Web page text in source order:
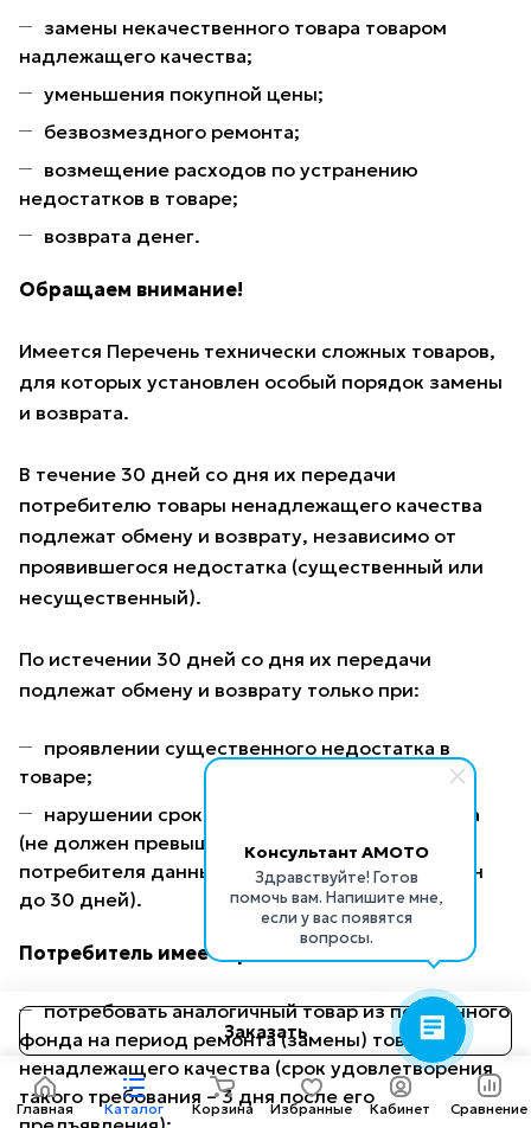
Консультант AMOTO
Здравствуйте! Готов
помочь вам. Напишите мне,
если у вас появятся
вопросы.
Заказать
замены некачественного товара товаром
надлежащего качества;
уменьшения покупной цены;
безвозмездного ремонта;
возмещение расходов по устранению
недостатков в товаре;
возврата денег.
Обращаем внимание!
Имеется Перечень технически сложных товаров,
для которых установлен особый порядок замены
и возврата.
В течение 30 дней со дня их передачи
потребителю товары ненадлежащего качества
подлежат обмену и возврату, независимо от
проявившегося недостатка (существенный или
несущественный).
По истечении 30 дней со дня их передачи
подлежат обмену и возврату только при:
проявлении существенного недостатка в
товаре;
нарушении сроков безвозмездного ремонта
(не должен превышать 14 дней; с согласия
потребителя данный срок может быть продлен
до 30 дней).
Потребитель имеет право:
потребовать аналогичный товар из подменного
фонда на период ремонта (замены) товара
ненадлежащего качества (срок удовлетворения
такого требования – 3 дня после его
Главная Каталог Корзина Избранные Кабинет Сравнение